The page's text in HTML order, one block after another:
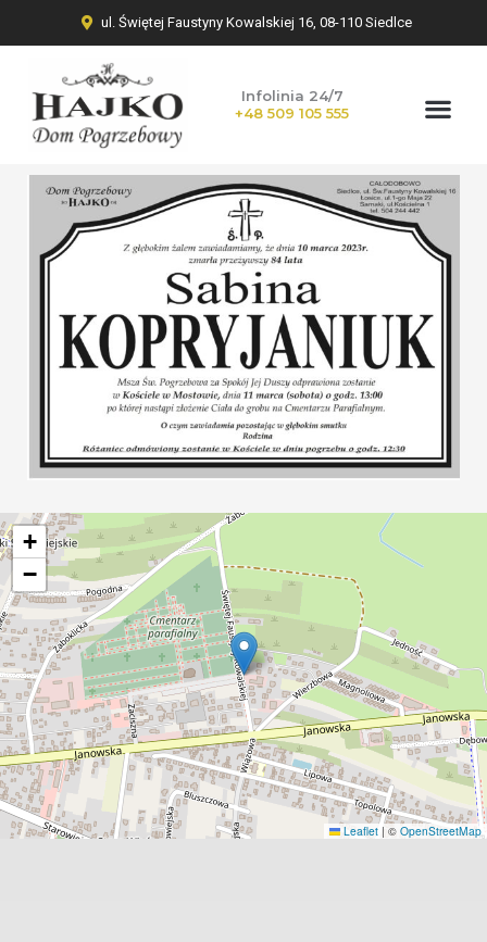
ul. Świętej Faustyny Kowalskiej 16, 08-110 Siedlce
Infolinia 24/7
+48 509 105 555
+
−
Leaflet | © OpenStreetMap